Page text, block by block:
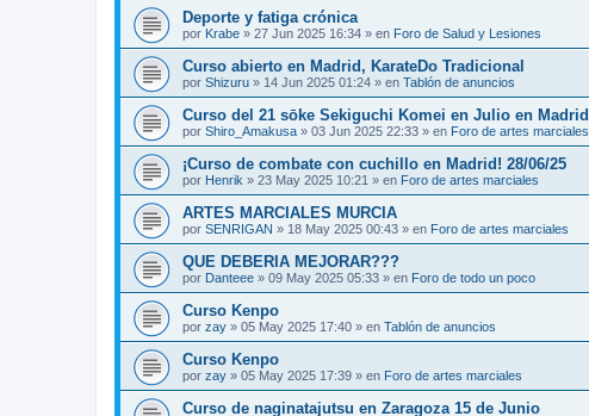
Deporte y fatiga crónica
por Krabe » 27 Jun 2025 16:34 » en Foro de Salud y Lesiones
Curso abierto en Madrid, KarateDo Tradicional
por Shizuru » 14 Jun 2025 01:24 » en Tablón de anuncios
Curso del 21 sōke Sekiguchi Komei en Julio en Madrid
por Shiro_Amakusa » 03 Jun 2025 22:33 » en Foro de artes marciales
¡Curso de combate con cuchillo en Madrid! 28/06/25
por Henrik » 23 May 2025 10:21 » en Foro de artes marciales
ARTES MARCIALES MURCIA
por SENRIGAN » 18 May 2025 00:43 » en Foro de artes marciales
QUE DEBERIA MEJORAR???
por Danteee » 09 May 2025 05:33 » en Foro de todo un poco
Curso Kenpo
por zay » 05 May 2025 17:40 » en Tablón de anuncios
Curso Kenpo
por zay » 05 May 2025 17:39 » en Foro de artes marciales
Curso de naginatajutsu en Zaragoza 15 de Junio